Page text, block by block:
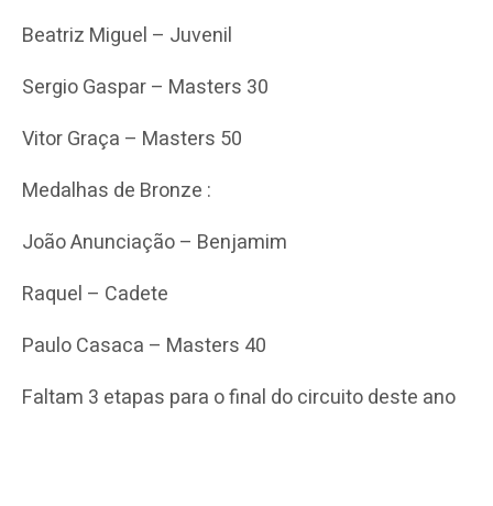
Beatriz Miguel – Juvenil
Sergio Gaspar – Masters 30
Vitor Graça – Masters 50
Medalhas de Bronze :
João Anunciação – Benjamim
Raquel – Cadete
Paulo Casaca – Masters 40
Faltam 3 etapas para o final do circuito deste ano